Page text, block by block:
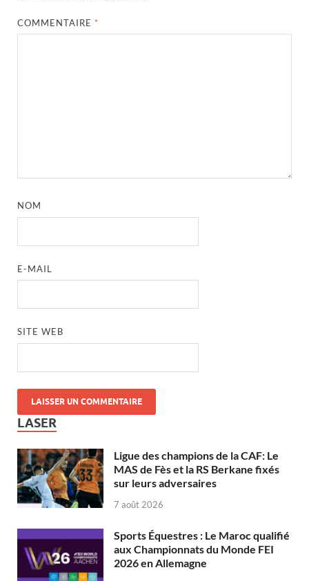
COMMENTAIRE *
NOM
E-MAIL
SITE WEB
LASER
Ligue des champions de la CAF: Le
MAS de Fès et la RS Berkane fixés
sur leurs adversaires
7 août 2026
Sports Équestres : Le Maroc qualifié
aux Championnats du Monde FEI
2026 en Allemagne